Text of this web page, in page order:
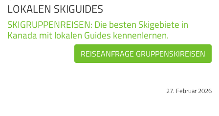
LOKALEN SKIGUIDES
SKIGRUPPENREISEN: Die besten Skigebiete in
Kanada mit lokalen Guides kennenlernen.
REISEANFRAGE GRUPPENSKIREISEN
27. Februar 2026